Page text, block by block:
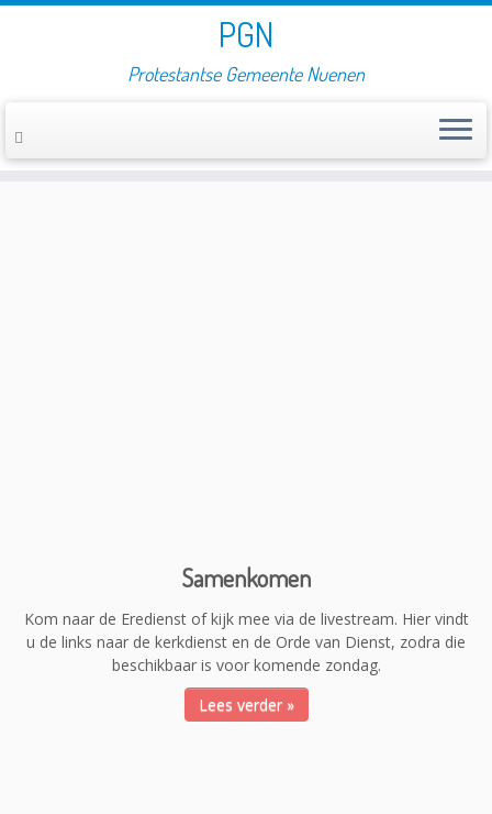
PGN
Protestantse Gemeente Nuenen
Samenkomen
Kom naar de Eredienst of kijk mee via de livestream. Hier vindt
u de links naar de kerkdienst en de Orde van Dienst, zodra die
beschikbaar is voor komende zondag.
Lees verder »